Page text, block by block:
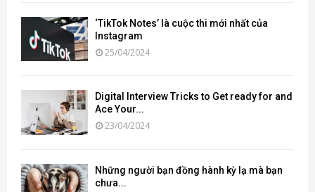
‘TikTok Notes’ là cuộc thi mới nhất của
Instagram
25/04/2024
Digital Interview Tricks to Get ready for and
Ace Your...
23/04/2024
Những người bạn đồng hành kỳ lạ mà bạn
chưa...